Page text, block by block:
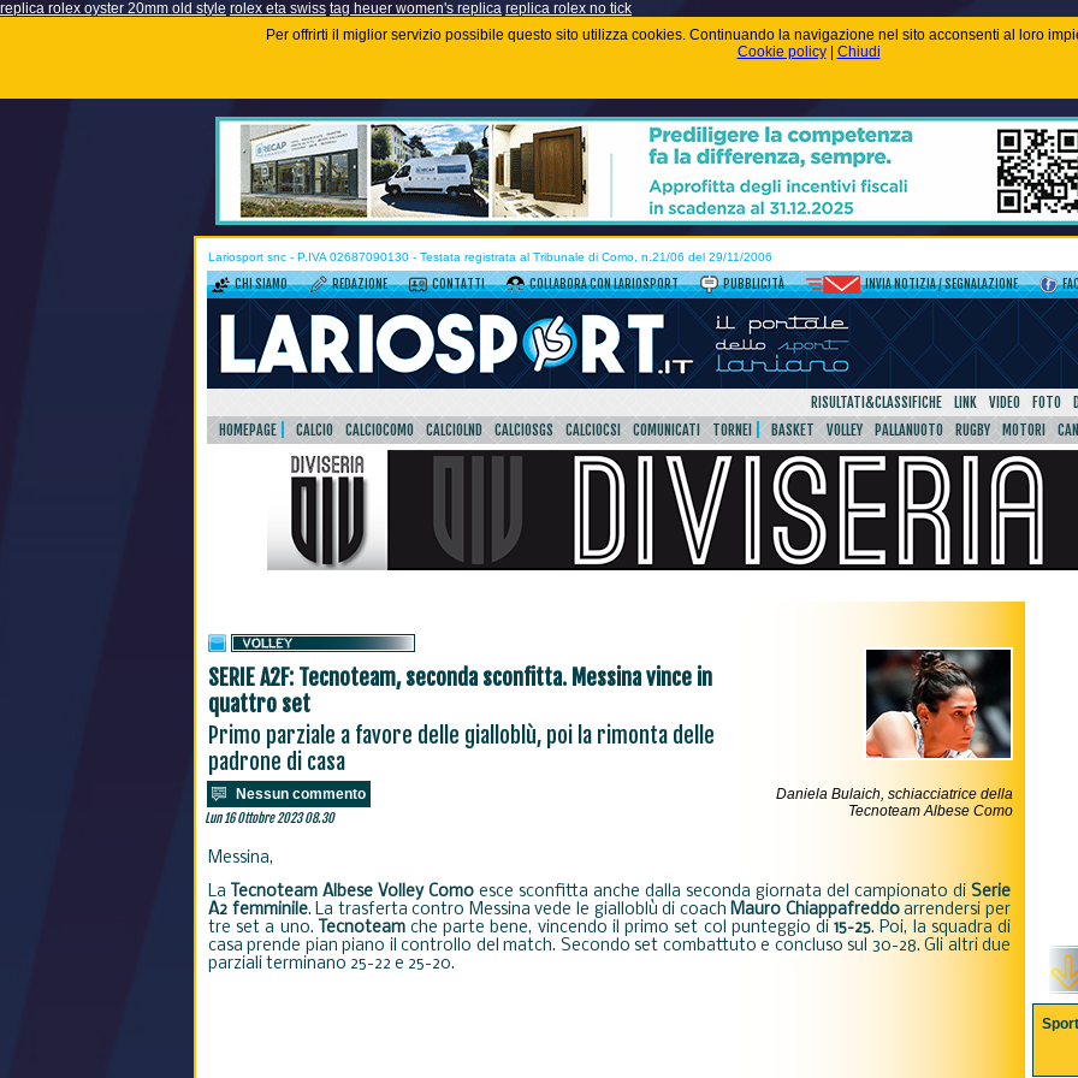
replica rolex oyster 20mm old style rolex eta swiss tag heuer women's replica replica rolex no tick
Per offrirti il miglior servizio possibile questo sito utilizza cookies. Continuando la navigazione nel sito acconsenti al loro
Cookie policy| Chiudi
Lariosport snc - P.IVA 02687090130 - Testata registrata al Tribunale di Como, n.21/06 del 29/11/2006
CHI SIAMO REDAZIONE CONTATTI COLLABORA CON LARIOSPORT PUBBLICITÀ INVIA NOTIZIA / SEGNALAZIONE
RISULTATI&CLASSIFICHE LINK VIDEO FOTO
HOMEPAGE
CALCIO CALCIOCOMO CALCIOLND CALCIOSGS CALCIOCSI COMUNICATI TORNEI BASKET VOLLEY PALLANUOTO RUGBY MOTORI
SERIE A2F: Tecnoteam, seconda sconfitta. Messina vince in
quattro set
Primo parziale a favore delle gialloblù, poi la rimonta delle
padrone di casa
Nessun commento
Lun 16 Ottobre 2023 08.30
Daniela Bulaich, schiacciatrice della
Tecnoteam Albese Como
Messina,
La Tecnoteam Albese Volley Como esce sconfitta anche dalla seconda giornata del campionato di Serie
A2 femminile. La trasferta contro Messina vede le gialloblù di coachMauro Chiappafreddoarrendersi per
tre set a uno. Tecnoteamche parte bene, vincendo il primo set col punteggio di15-25. Poi, la squadra di
casa prende pian piano il controllo del match. Secondo set combattuto e concluso sul 30-28. Gli altri due
parziali terminano 25-22 e 25-20.
Sport